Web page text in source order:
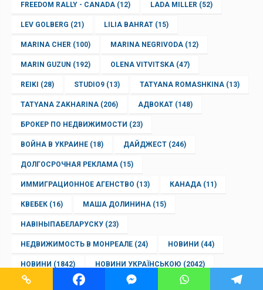
FREEDOM RALLY - CANADA (12) LADA MILLER (52)
LEV GOLBERG (21) LILIA BAHRAT (15)
MARINA CHER (100) MARINA NEGRIVODA (12)
MARIN GUZUN (192) OLENA VITVITSKA (47)
REIKI (28) STUDIO9 (13) TATYANA ROMASHKINA (13)
TATYANA ZAKHARINA (206) АДВОКАТ (148)
БРОКЕР ПО НЕДВИЖИМОСТИ (23)
ВОЙНА В УКРАИНЕ (18) ДАЙДЖЕСТ (246)
ДОЛГОСРОЧНАЯ РЕКЛАМА (15)
ИММИГРАЦИОННОЕ АГЕНСТВО (13) КАНАДА (11)
КВЕБЕК (16) МАША ДОЛИНИНА (15)
НАВІНЫПАБЕЛАРУСКУ (23)
НЕДВИЖИМОСТЬ В МОНРЕАЛЕ (24) НОВИНИ (44)
НОВИНИ (1842) НОВИНИ УКРАЇНСЬКОЮ (2042)
НОВОСТИ НА РУССКОМ (1540) ПАРИКМАХЕР